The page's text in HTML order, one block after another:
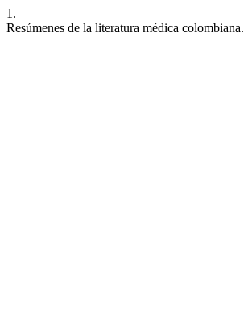
1.
Resúmenes de la literatura médica colombiana.